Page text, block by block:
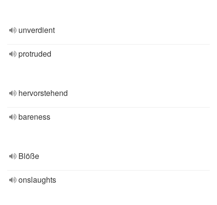
unverdient
protruded
hervorstehend
bareness
Blöße
onslaughts